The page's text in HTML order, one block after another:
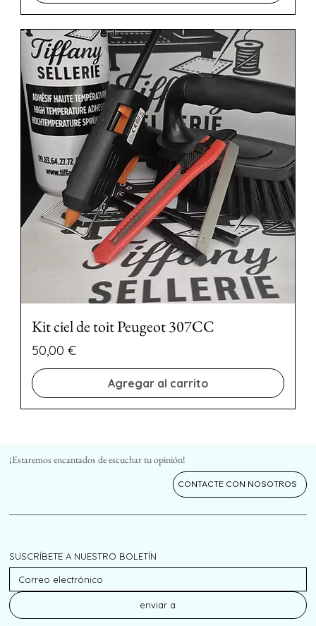
Kit ciel de toit Peugeot 307CC
Precio
50,00 €
Agregar al carrito
¡Estaremos encantados de escuchar tu opinión!
CONTACTE CON NOSOTROS
SUSCRÍBETE A NUESTRO BOLETÍN
enviar a